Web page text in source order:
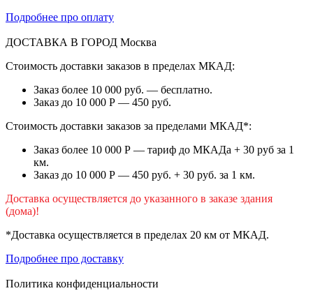
Подробнее про оплату
ДОСТАВКА В ГОРОД Москва
Стоимость доставки заказов в пределах МКАД:
Заказ более 10 000 руб. — бесплатно.
Заказ до 10 000 Р — 450 руб.
Стоимость доставки заказов за пределами МКАД*:
Заказ более 10 000 Р — тариф до МКАДа + 30 руб за 1
км.
Заказ до 10 000 Р — 450 руб. + 30 руб. за 1 км.
Доставка осуществляется до указанного в заказе здания
(дома)!
*Доставка осуществляется в пределах 20 км от МКАД.
Подробнее про доставку
Политика конфиденциальности